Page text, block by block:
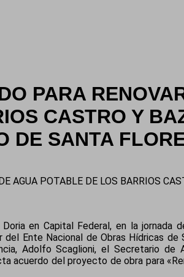
PARA
CASTRO Y
DE SANTA
AGUA POTABLE DE LOS BARRIOS
en Capital Federal, en la jornada
Ente Nacional de Obras Hídricas de
Adolfo Scaglioni, el Secretario de
acuerdo del proyecto de obra para